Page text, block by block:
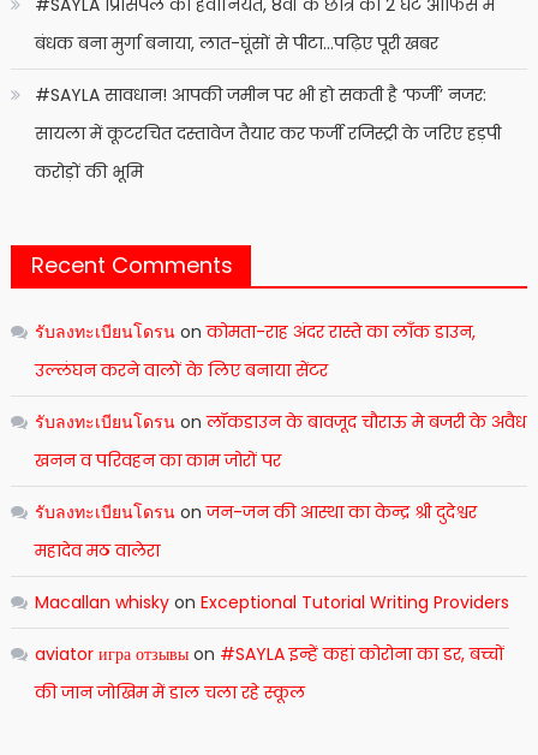
#SAYLA प्रिंसिपल की हैवानियत, 8वीं के छात्र को 2 घंटे ऑफिस में
बंधक बना मुर्गा बनाया, लात-घूंसों से पीटा…पढ़िए पूरी खबर
#SAYLA सावधान! आपकी जमीन पर भी हो सकती है ‘फर्जी’ नजर:
सायला में कूटरचित दस्तावेज तैयार कर फर्जी रजिस्ट्री के जरिए हड़पी
करोड़ों की भूमि
Recent Comments
รับลงทะเบียนโดรนonकोमता-राह अंदर रास्ते का लाँक डाउन,
उल्लंघन करने वालों के लिए बनाया सेंटर
รับลงทะเบียนโดรนonलॉकडाउन के बावजूद चौराऊ मे बजरी के अवैध
खनन व परिवहन का काम जोरों पर
รับลงทะเบียนโดรนonजन-जन की आस्था का केन्द्र श्री दुदेश्वर
महादेव मठ वालेरा
Macallan whiskyon Exceptional Tutorial Writing Providers
aviator игра отзывыon #SAYLA इन्हें कहां कोरोना का डर, बच्चों
की जान जोखिम में डाल चला रहे स्कूल